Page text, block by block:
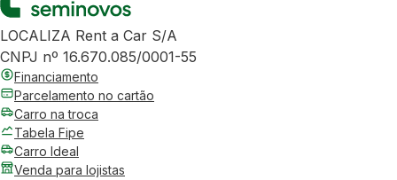
LOCALIZA Rent a Car S/A
CNPJ nº 16.670.085/0001-55
Financiamento
Parcelamento no cartão
Carro na troca
Tabela Fipe
Carro Ideal
Venda para lojistas